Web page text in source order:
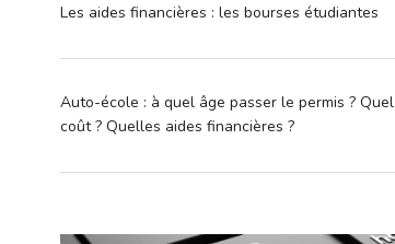
Les aides financières : les bourses étudiantes
Auto-école : à quel âge passer le permis ? Quel
coût ? Quelles aides financières ?